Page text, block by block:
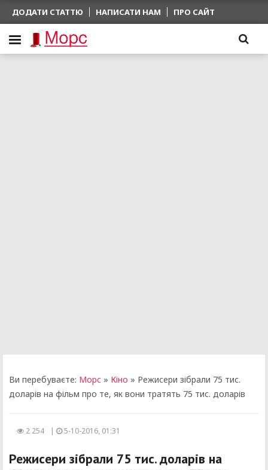
ДОДАТИ СТАТТЮ НАПИСАТИ НАМ ПРО САЙТ
Ви перебуваєте: Морс » Кіно » Режисери зібрали 75 тис.
доларів на фільм про те, як вони тратять 75 тис. доларів
2 254 | 5-10-2016, 01:31
Режисери зібрали 75 тис. доларів на